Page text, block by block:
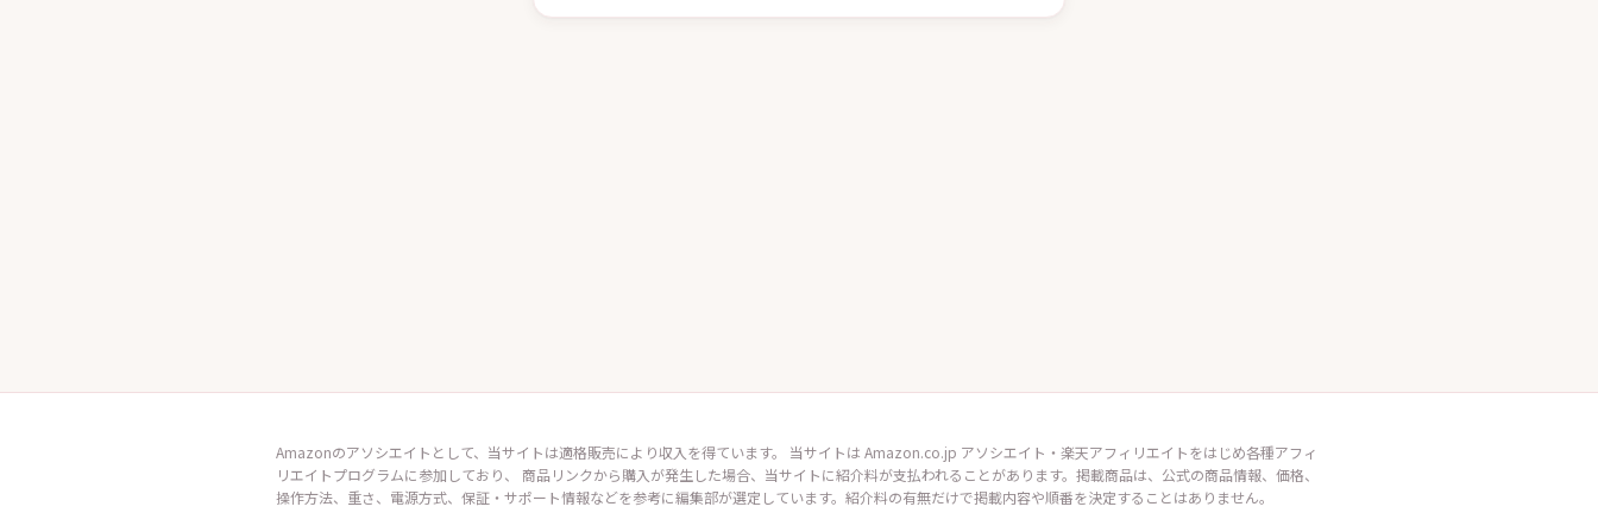
Amazonのアソシエイトとして、当サイトは適格販売により収入を得ています。 当サイトは Amazon.co.jp アソシエイト・楽天アフィリエイトをはじめ各種アフィ
リエイトプログラムに参加しており、 商品リンクから購入が発生した場合、当サイトに紹介料が支払われることがあります。掲載商品は、公式の商品情報、価格、
操作方法、重さ、電源方式、保証・サポート情報などを参考に編集部が選定しています。紹介料の有無だけで掲載内容や順番を決定することはありません。